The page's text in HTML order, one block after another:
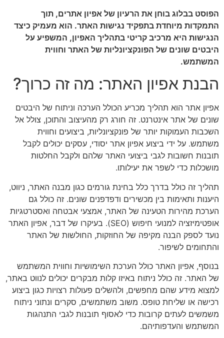
הפוסט בבלוג בוחן את הרעיון של אפיון אתרים, תוך
התמקדות מיוחדת בתפקיד נגישות האתר. הוא מעמיק כיצד
הנגישות היא מרכיב קריטי בתהליך האפיון, המשפיע על
היבטים שונים של הפונקציונליות של האתר וחווית
המשתמש.
הבנת אפיון האתר: מה זה כרוך?
אפיון אתר הוא תהליך מכריע הכולל הערכה וניתוח של היבטים
שונים של אתר אינטרנט. זה חורג רק מהעיצוב והתוכן, צולל אל
השכבות העמוקות יותר של פונקציונליות, ביצועים וחווית
משתמש. על ידי ביצוע אפיון אתר יסודי, עסקים יכולים לקבל
תובנות חשובות לגבי ביצועי האתר שלהם ולקבל החלטות
מושכלות כדי לשפר את יעילותו.
תהליך זה כולל בדרך כלל בחינת גורמים כגון מבנה האתר, ניווט,
היענות ותאימות בין מכשירים ודפדפנים שונים. זה כולל גם
הערכת מהירות הטעינה של האתר, אמצעי אבטחה ואסטרטגיות
אופטימיזציה למנועי חיפוש (SEO). בעיקרו של דבר, אפיון האתר
נועד לספק הבנה מקיפה של החוזקות, החולשות של האתר
והתחומים לשיפור.
בנוסף, אפיון האתר כולל הערכת השימושיות וחווית המשתמש
של האתר. זה כולל ניתוח באיזו קלות מבקרים יכולים לנווט באתר,
למצוא מידע שהם מחפשים, ולהשלים פעולות רצויות כגון ביצוע
רכישה או שליחת טופס. משוב משתמשים, סקרים ונתוני ניתוח
משמשים לעתים קרובות כדי לאסוף תובנות לגבי התנהגות
המשתמש והעדפותיהם.